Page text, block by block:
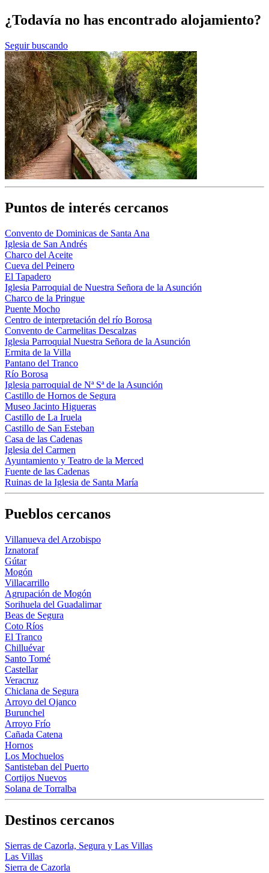
¿Todavía no has encontrado alojamiento?
Seguir buscando
Puntos de interés cercanos
Convento de Dominicas de Santa Ana
Iglesia de San Andrés
Charco del Aceite
Cueva del Peinero
El Tapadero
Iglesia Parroquial de Nuestra Señora de la Asunción
Charco de la Pringue
Puente Mocho
Centro de interpretación del río Borosa
Convento de Carmelitas Descalzas
Iglesia Parroquial Nuestra Señora de la Asunción
Ermita de la Villa
Pantano del Tranco
Río Borosa
Iglesia parroquial de Nª Sª de la Asunción
Castillo de Hornos de Segura
Museo Jacinto Higueras
Castillo de La Iruela
Castillo de San Esteban
Casa de las Cadenas
Iglesia del Carmen
Ayuntamiento y Teatro de la Merced
Fuente de las Cadenas
Ruinas de la Iglesia de Santa María
Pueblos cercanos
Villanueva del Arzobispo
Iznatoraf
Gútar
Mogón
Villacarrillo
Agrupación de Mogón
Sorihuela del Guadalimar
Beas de Segura
Coto Ríos
El Tranco
Chilluévar
Santo Tomé
Castellar
Veracruz
Chiclana de Segura
Arroyo del Ojanco
Burunchel
Arroyo Frío
Cañada Catena
Hornos
Los Mochuelos
Santisteban del Puerto
Cortijos Nuevos
Solana de Torralba
Destinos cercanos
Sierras de Cazorla, Segura y Las Villas
Las Villas
Sierra de Cazorla